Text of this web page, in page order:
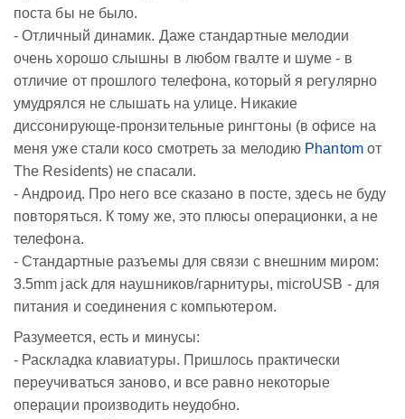
поста бы не было.
- Отличный динамик. Даже стандартные мелодии
очень хорошо слышны в любом гвалте и шуме - в
отличие от прошлого телефона, который я регулярно
умудрялся не слышать на улице. Никакие
диссонирующе-пронзительные рингтоны (в офисе на
меня уже стали косо смотреть за мелодию Phantomот
The Residents) не спасали.
- Андроид. Про него все сказано в посте, здесь не буду
повторяться. К тому же, это плюсы операционки, а не
телефона.
- Стандартные разъемы для связи с внешним миром:
3.5mm jack для наушников/гарнитуры, microUSB - для
питания и соединения с компьютером.
Разумеется, есть и минусы:
- Раскладка клавиатуры. Пришлось практически
переучиваться заново, и все равно некоторые
операции производить неудобно.